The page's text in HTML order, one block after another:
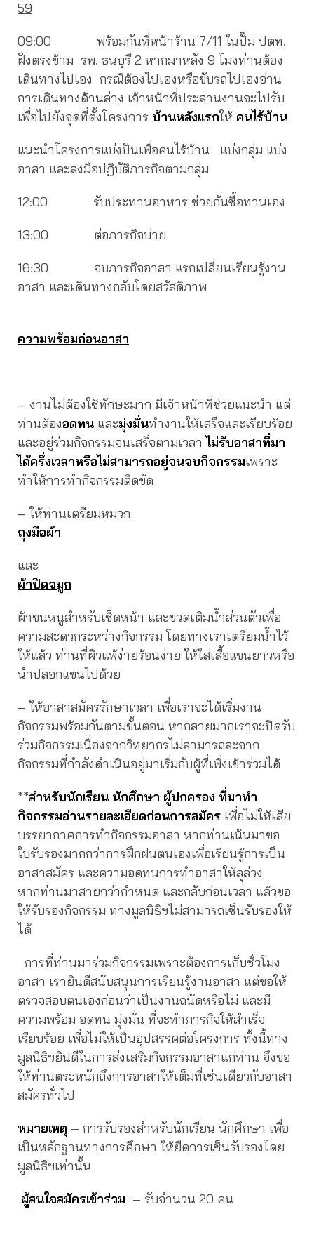
59
09:00 พร้อมกันที่หน้าร้าน 7/11 ในปั๊ม ปตท.
ฝั่งตรงข้าม รพ. ธนบุรี 2 หากมาหลัง 9 โมงท่านต้อง
เดินทางไปเอง กรณีต้องไปเองหรือขับรถไปเองอ่าน
การเดินทางด้านล่าง เจ้าหน้าที่ประสานงานจะไปรับ
เพื่อไปยังจุดที่ตั้งโครงการ บ้านหลังแรกให้ คนไร้บ้าน
แนะนำโครงการแบ่งปันเพื่อคนไร้บ้าน แบ่งกลุ่ม แบ่ง
อาสา และลงมือปฏิบัติภารกิจตามกลุ่ม
12:00 รับประทานอาหาร ช่วยกันซื้อทานเอง
13:00 ต่อภารกิจบ่าย
16:30 จบภารกิจอาสา แรกเปลี่ยนเรียนรู้งาน
อาสา และเดินทางกลับโดยสวัสดิภาพ
ความพร้อมก่อนอาสา
– งานไม่ต้องใช้ทักษะมาก มีเจ้าหน้าที่ช่วยแนะนำ แต่
ท่านต้องอดทน และมุ่งมั่นทำงานให้เสร็จและเรียบร้อย
และอยู่ร่วมกิจกรรมจนเสร็จตามเวลาไม่รับอาสาที่มา
ได้ครึ่งเวลาหรือไม่สามารถอยู่จนจบกิจกรรมเพราะ
ทำให้การทำกิจกรรมติดขัด
– ให้ท่านเตรียมหมวก
ถุงมือผ้า
และ
ผ้าปิดจมูก
ผ้าขนหนูสำหรับเช็ดหน้า และขวดเติมน้ำส่วนตัวเพื่อ
ความสะดวกระหว่างกิจกรรม โดยทางเราเตรียมน้ำไว้
ให้แล้ว ท่านที่ผิวแพ้ง่ายร้อนง่าย ให้ใส่เสื้อแขนยาวหรือ
นำปลอกแขนไปด้วย
– ให้อาสาสมัครรักษาเวลา เพื่อเราจะได้เริ่มงาน
กิจกรรมพร้อมกันตามขั้นตอน หากสายมากเราจะปิดรับ
ร่วมกิจกรรมเนื่องจากวิทยากรไม่สามารถละจาก
กิจกรรมที่กำลังดำเนินอยู่มาเริ่มกับผู้ที่เพิ่งเข้าร่วมได้
**สำหรับนักเรียน นักศึกษา ผู้ปกครอง ที่มาทำ
กิจกรรมอ่านรายละเอียดก่อนการสมัคร เพื่อไม่ให้เสีย
บรรยากาศการทำกิจกรรมอาสา หากท่านเน้นมาขอ
ใบรับรองมากกว่าการฝึกฝนตนเองเพื่อเรียนรู้การเป็น
อาสาสมัคร และความอดทนการทำอาสาให้ลุล่วง
หากท่านมาสายกว่ากำหนด และกลับก่อนเวลา แล้วขอ
ให้รับรองกิจกรรม ทางมูลนิธิฯไม่สามารถเซ็นรับรองให้
ได้
การที่ท่านมาร่วมกิจกรรมเพราะต้องการเก็บชั่วโมง
อาสา เรายินดีสนับสนุนการเรียนรู้งานอาสา แต่ขอให้
ตรวจสอบตนเองก่อนว่าเป็นงานถนัดหรือไม่ และมี
ความพร้อม อดทน มุ่งมั่น ที่จะทำภารกิจให้สำเร็จ
เรียบร้อย เพื่อไม่ให้เป็นอุปสรรคต่อโครงการ ทั้งนี้ทาง
มูลนิธิฯยินดีในการส่งเสริมกิจกรรมอาสาแก่ท่าน จึงขอ
ให้ท่านตระหนักถึงการอาสาให้เต็มที่เช่นเดียวกับอาสา
สมัครทั่วไป
หมายเหตุ – การรับรองสำหรับนักเรียน นักศึกษา เพื่อ
เป็นหลักฐานทางการศึกษา ให้ยืดการเซ็นรับรองโดย
มูลนิธิฯเท่านั้น
ผู้สนใจสมัครเข้าร่วม – รับจำนวน 20 คน